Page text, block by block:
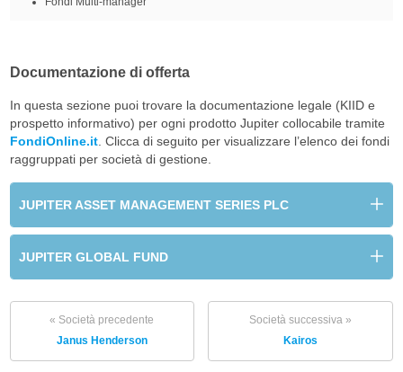
Documentazione di offerta
In questa sezione puoi trovare la documentazione legale (KIID e
prospetto informativo) per ogni prodotto Jupiter collocabile tramite
FondiOnline.it. Clicca di seguito per visualizzare l’elenco dei fondi
raggruppati per società di gestione.
JUPITER ASSET MANAGEMENT SERIES PLC
JUPITER GLOBAL FUND
« Società precedente
Janus Henderson
Società successiva »
Kairos